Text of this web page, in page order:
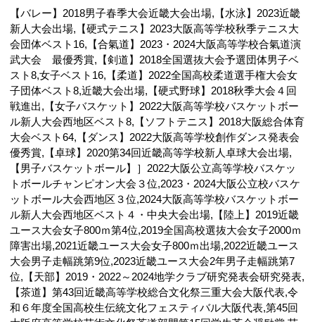
【バレー】2018男子春季大会近畿大会出場,【水泳】2023近畿
新人大会出場,【硬式テニス】2023大阪高等学校秋季テニス大
会団体ベスト16,【合氣道】2023・2024大阪高等学校合氣道演
武大会 最優秀賞,【剣道】2018全国選抜大会予選団体男子ベ
スト8,女子ベスト16,【柔道】2022全国高校柔道選手権大会女
子団体ベスト8,近畿大会出場,【硬式野球】2018秋季大会４回
戦進出,【女子バスケット】2022大阪高等学校バスケットボー
ル新人大会西地区ベスト8,【ソフトテニス】2018大阪総合体育
大会ベスト64,【ダンス】2022大阪高等学校創作ダンス発表会
優秀賞,【卓球】2020第34回近畿高等学校新人卓球大会出場,
【男子バスケットボール】］2022大阪公立高等学校バスケッ
トボールチャンピオン大会３位,2023・2024大阪公立校バスケ
ットボール大会西地区３位,2024大阪高等学校バスケットボー
ル新人大会西地区ベスト４・中央大会出場,【陸上】2019近畿
ユース大会女子800ｍ第4位,2019全国高校選抜大会女子2000ｍ
障害出場,2021近畿ユース大会女子800ｍ出場,2022近畿ユース
大会男子走幅跳第9位,2023近畿ユース大会2年男子走幅跳第7
位,【天部】2019・2022～2024地学クラブ研究発表会研究発表,
【茶道】第43回近畿高等学校総合文化祭三重大会大阪代表,令
和６年度全国高校生伝統文化フェスティバル大阪代表,第45回